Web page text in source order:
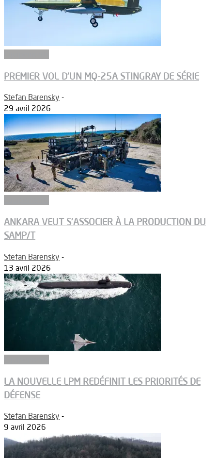
PREMIER VOL D’UN MQ-25A STINGRAY DE SÉRIE
Stefan Barensky -
29 avril 2026
ANKARA VEUT S’ASSOCIER À LA PRODUCTION DU
SAMP/T
Stefan Barensky -
13 avril 2026
LA NOUVELLE LPM REDÉFINIT LES PRIORITÉS DE
DÉFENSE
Stefan Barensky -
9 avril 2026